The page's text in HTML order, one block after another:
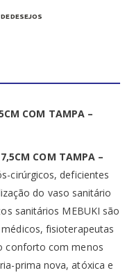
DESEJOS
COM TAMPA –
COM TAMPA –
cirúrgicos, deficientes
do vaso sanitário
sanitários MEBUKI são
fisioterapeutas
conforto com menos
prima nova, atóxica e